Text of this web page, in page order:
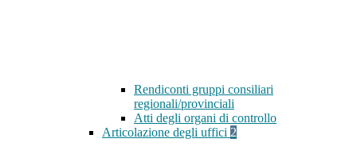
Rendiconti gruppi consiliari
regionali/provinciali
Atti degli organi di controllo
Articolazione degli uffici 2